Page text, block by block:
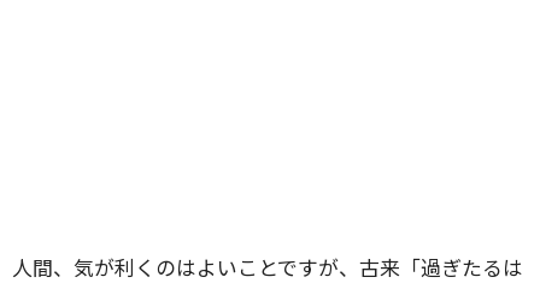
人間、気が利くのはよいことですが、古来「過ぎたるは